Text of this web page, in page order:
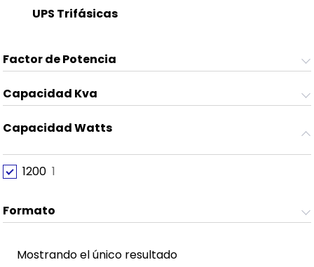
UPS Trifásicas
Factor de Potencia
Capacidad Kva
Capacidad Watts
1200 1
Formato
Mostrando el único resultado